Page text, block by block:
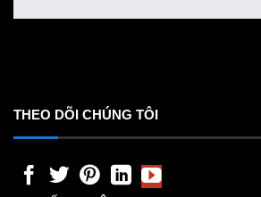
THEO DÕI CHÚNG TÔI